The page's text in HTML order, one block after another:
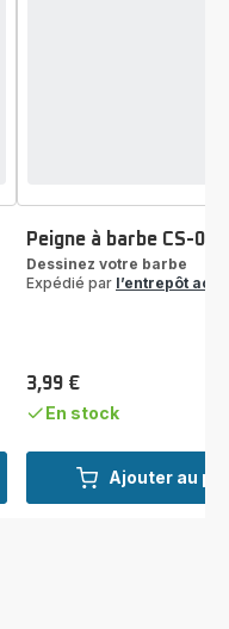
Ajouter au
Peigne à barbe CS-
Dessinez votre barbe
Expédié par l’entrepôt
Prix
3,99 €
En stock